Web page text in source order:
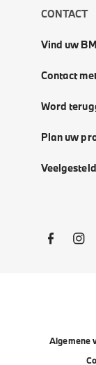
CONTACT
Vind uw
Contact
Word
Plan uw
Social Links
Algemene